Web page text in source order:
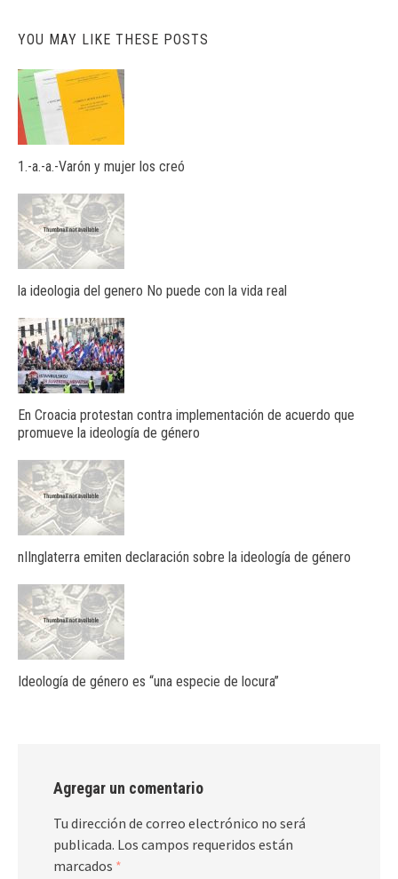
YOU MAY LIKE THESE POSTS
1.-a.-a.-Varón y mujer los creó
la ideologia del genero No puede con la vida real
En Croacia protestan contra implementación de acuerdo que
promueve la ideología de género
nIInglaterra emiten declaración sobre la ideología de género
Ideología de género es “una especie de locura”
Agregar un comentario
Tu dirección de correo electrónico no será
publicada. Los campos requeridos están
marcados *